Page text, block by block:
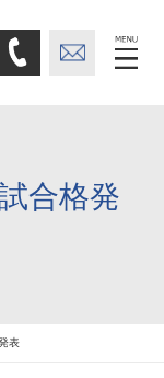
合格発
表